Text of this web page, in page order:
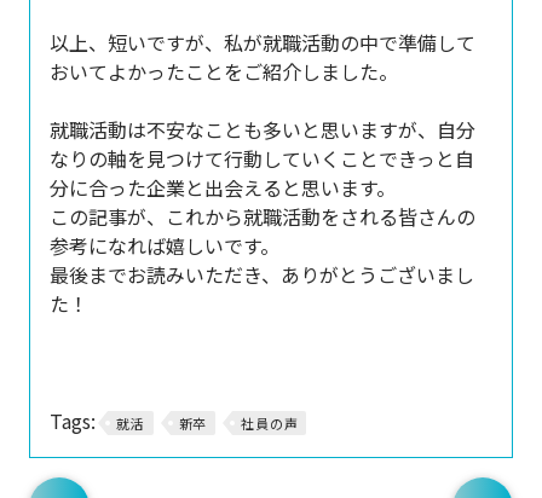
以上、短いですが、私が就職活動の中で準備して
おいてよかったことをご紹介しました。
就職活動は不安なことも多いと思いますが、自分
なりの軸を見つけて行動していくことできっと自
分に合った企業と出会えると思います。
この記事が、これから就職活動をされる皆さんの
参考になれば嬉しいです。
最後までお読みいただき、ありがとうございまし
た！
Tags: 就活 新卒 社員の声